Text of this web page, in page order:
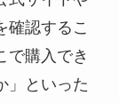
確認するこ
で購入でき
」といった